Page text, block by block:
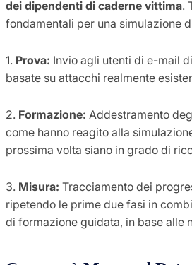
dei dipendenti di caderne vittima.
fondamentali per una simulazione
1. Prova: Invio agli utenti di e-mail
basate su attacchi realmente
2. Formazione: Addestramento
come hanno reagito alla
prossima volta siano in grado di
3. Misura: Tracciamento dei
ripetendo le prime due fasi in
di formazione guidata, in base alle